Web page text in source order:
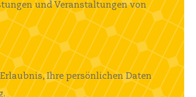
und Veranstaltungen von
Ihre persönlichen Daten
.